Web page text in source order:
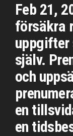
Feb 21,
försäkra
uppgifter
själv.
och
en
en